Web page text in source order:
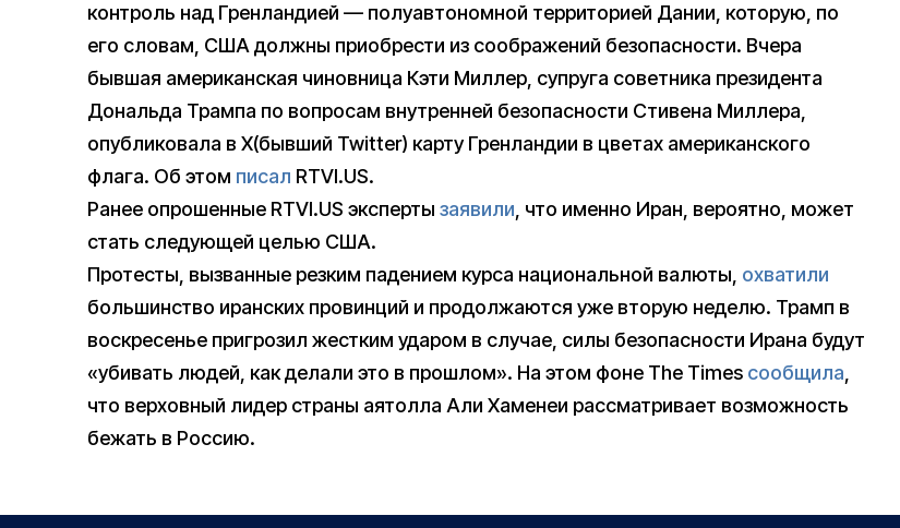
контроль над Гренландией — полуавтономной территорией Дании, которую, по
его словам, США должны приобрести из соображений безопасности. Вчера
бывшая американская чиновница Кэти Миллер, супруга советника президента
Дональда Трампа по вопросам внутренней безопасности Стивена Миллера,
опубликовала в X(бывший Twitter) карту Гренландии в цветах американского
флага. Об этом писал RTVI.US.
Ранее опрошенные RTVI.US эксперты заявили, что именно Иран, вероятно, может
стать следующей целью США.
Протесты, вызванные резким падением курса национальной валюты, охватили
большинство иранских провинций и продолжаются уже вторую неделю. Трамп в
воскресенье пригрозил жестким ударом в случае, силы безопасности Ирана будут
«убивать людей, как делали это в прошлом». На этом фоне The Times сообщила,
что верховный лидер страны аятолла Али Хаменеи рассматривает возможность
бежать в Россию.